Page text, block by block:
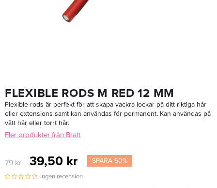
FLEXIBLE RODS M RED 12 MM
Flexible rods är perfekt för att skapa vackra lockar på ditt riktiga hår
eller extensions samt kan användas för permanent. Kan användas på
vått hår eller torrt hår.
Fler produkter från Bratt
79 kr 39,50 kr SPARA 50%
Ingen recension